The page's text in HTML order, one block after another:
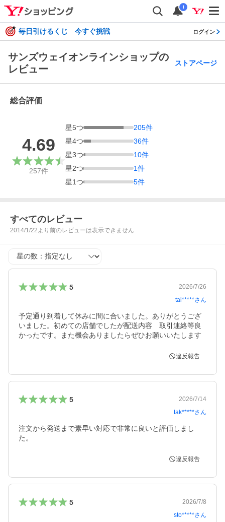
i
毎日引けるくじ 今すぐ挑戦 ログイン
サンズウェイオンラインショップの
レビュー
ストアページ
総合評価
4.69
257件
星5つ 205件
星4つ 36件
星3つ 10件
星2つ 1件
星1つ 5件
すべてのレビュー
2014/1/22より前のレビューは表示できません
星の数
5
2026/7/26
tai*****さん
予定通り到着して休みに間に合いました。ありがとうござ
いました。初めての店舗でしたが配送内容　取引連絡等良
かったです。また機会ありましたらぜひお願いいたします
違反報告
5
2026/7/14
tak*****さん
注文から発送まで素早い対応で非常に良いと評価しまし
た。
違反報告
5
2026/7/8
sto*****さん